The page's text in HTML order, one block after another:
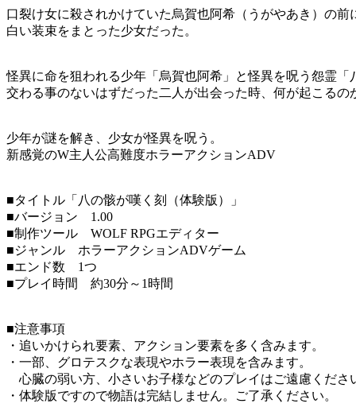
口裂け女に殺されかけていた烏賀也阿希（うがやあき）の前
白い装束をまとった少女だった。
怪異に命を狙われる少年「烏賀也阿希」と怪異を呪う怨霊「
交わる事のないはずだった二人が出会った時、何が起こるの
少年が謎を解き、少女が怪異を呪う。
新感覚のW主人公高難度ホラーアクションADV
■タイトル「八の骸が嘆く刻（体験版）」
■バージョン 1.00
■制作ツール WOLF RPGエディター
■ジャンル ホラーアクションADVゲーム
■エンド数 1つ
■プレイ時間 約30分～1時間
■注意事項
・追いかけられ要素、アクション要素を多く含みます。
・一部、グロテスクな表現やホラー表現を含みます。
心臓の弱い方、小さいお子様などのプレイはご遠慮くださ
・体験版ですので物語は完結しません。ご了承ください。